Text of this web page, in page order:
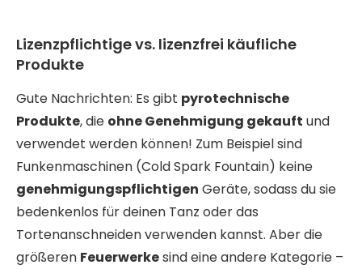
Lizenzpflichtige vs. lizenzfrei käufliche
Produkte
Gute Nachrichten: Es gibt pyrotechnische
Produkte, die ohne Genehmigung gekauft und
verwendet werden können! Zum Beispiel sind
Funkenmaschinen (Cold Spark Fountain) keine
genehmigungspflichtigen Geräte, sodass du sie
bedenkenlos für deinen Tanz oder das
Tortenanschneiden verwenden kannst. Aber die
größeren Feuerwerkesind eine andere Kategorie –